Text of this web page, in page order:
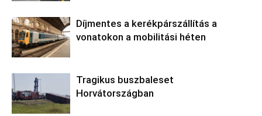
Díjmentes a kerékpárszállítás a
vonatokon a mobilitási héten
Tragikus buszbaleset
Horvátországban